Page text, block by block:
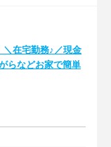
＼在宅勤務♪／現金
らなどお家で簡単